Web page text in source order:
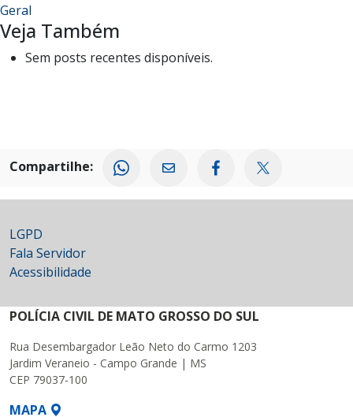
Geral
Veja Também
Sem posts recentes disponíveis.
Compartilhe:
LGPD
Fala Servidor
Acessibilidade
POLÍCIA CIVIL DE MATO GROSSO DO SUL
Rua Desembargador Leão Neto do Carmo 1203
Jardim Veraneio - Campo Grande | MS
CEP 79037-100
MAPA